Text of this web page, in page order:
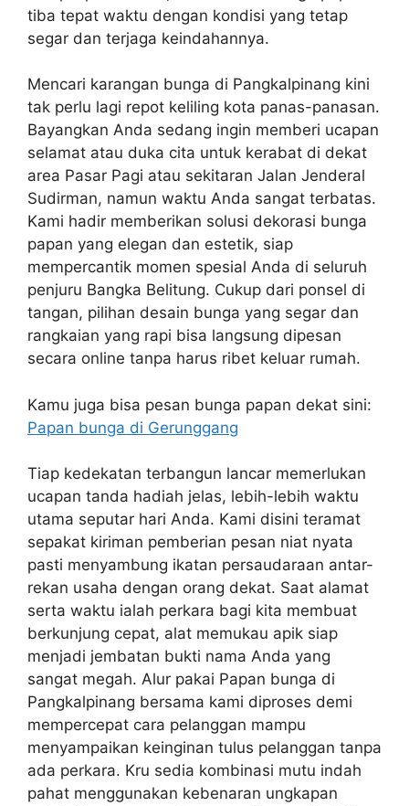
tiba tepat waktu dengan kondisi yang tetap
segar dan terjaga keindahannya.
Mencari karangan bunga di Pangkalpinang kini
tak perlu lagi repot keliling kota panas-panasan.
Bayangkan Anda sedang ingin memberi ucapan
selamat atau duka cita untuk kerabat di dekat
area Pasar Pagi atau sekitaran Jalan Jenderal
Sudirman, namun waktu Anda sangat terbatas.
Kami hadir memberikan solusi dekorasi bunga
papan yang elegan dan estetik, siap
mempercantik momen spesial Anda di seluruh
penjuru Bangka Belitung. Cukup dari ponsel di
tangan, pilihan desain bunga yang segar dan
rangkaian yang rapi bisa langsung dipesan
secara online tanpa harus ribet keluar rumah.
Kamu juga bisa pesan bunga papan dekat sini:
Papan bunga di Gerunggang
Tiap kedekatan terbangun lancar memerlukan
ucapan tanda hadiah jelas, lebih-lebih waktu
utama seputar hari Anda. Kami disini teramat
sepakat kiriman pemberian pesan niat nyata
pasti menyambung ikatan persaudaraan antar-
rekan usaha dengan orang dekat. Saat alamat
serta waktu ialah perkara bagi kita membuat
berkunjung cepat, alat memukau apik siap
menjadi jembatan bukti nama Anda yang
sangat megah. Alur pakai Papan bunga di
Pangkalpinang bersama kami diproses demi
mempercepat cara pelanggan mampu
menyampaikan keinginan tulus pelanggan tanpa
ada perkara. Kru sedia kombinasi mutu indah
pahat menggunakan kebenaran ungkapan